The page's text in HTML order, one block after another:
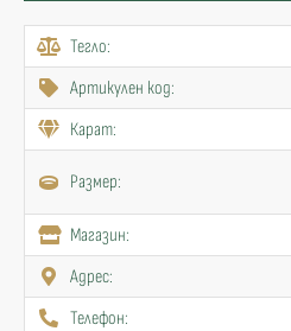
Тегло:
Артикулен код:
Карат:
Размер:
Mагазин:
Адрес:
Телефон: